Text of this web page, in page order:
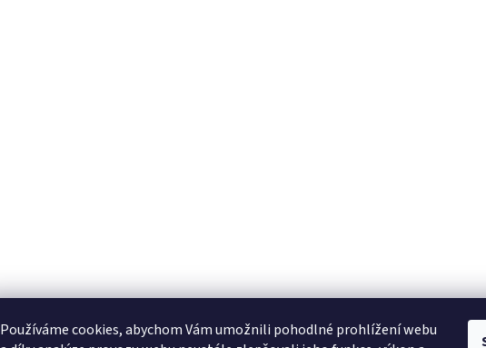
Používáme cookies, abychom Vám umožnili pohodlné prohlížení webu